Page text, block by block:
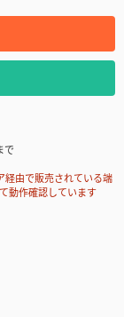
で
由で販売されている端
動作確認しています